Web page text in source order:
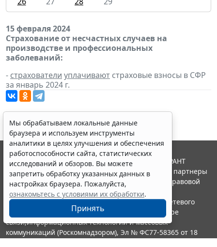
15 февраля 2024
Страхование от несчастных случаев на
производстве и профессиональных
заболеваний:
- страхователи уплачивают страховые взносы в СФР
за январь 2024 г.
Мы обрабатываем локальные данные
браузера и используем инструменты
аналитики в целях улучшения и обеспечения
работоспособности сайта, статистических
исследований и обзоров. Вы можете
запретить обработку указанных данных в
настройках браузера. Пожалуйста,
ознакомьтесь с условиями их обработки.
Принять
© ООО "НПП "ГАРАНТ-СЕРВИС", 2026. Система ГАРАНТ
выпускается с 1990 года. Компания "Гарант" и ее партнеры
являются участниками Российской ассоциации правовой
информации ГАРАНТ.
Портал ГАРАНТ.РУ зарегистрирован в качестве сетевого
издания Федеральной службой по надзору в сфере
связи,информационных технологий и массовых
коммуникаций (Роскомнадзором), Эл № ФС77-58365 от 18